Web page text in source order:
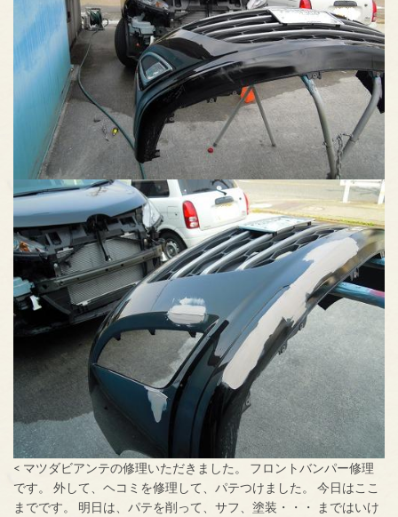
< マツダビアンテの修理いただきました。 フロントバンパー修理
です。 外して、ヘコミを修理して、パテつけました。 今日はここ
までです。 明日は、パテを削って、サフ、塗装・・・ まではいけ